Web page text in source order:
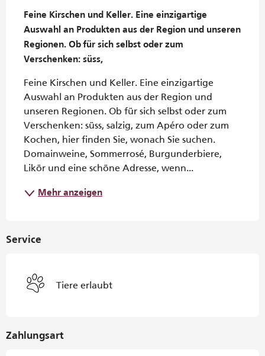
Feine Kirschen und Keller. Eine einzigartige
Auswahl an Produkten aus der Region und unseren
Regionen. Ob für sich selbst oder zum
Verschenken: süss,
Feine Kirschen und Keller. Eine einzigartige
Auswahl an Produkten aus der Region und
unseren Regionen. Ob für sich selbst oder zum
Verschenken: süss, salzig, zum Apéro oder zum
Kochen, hier finden Sie, wonach Sie suchen.
Domainweine, Sommerrosé, Burgunderbiere,
Likör und eine schöne Adresse, wenn...
Mehr anzeigen
Service
Tiere erlaubt
Zahlungsart